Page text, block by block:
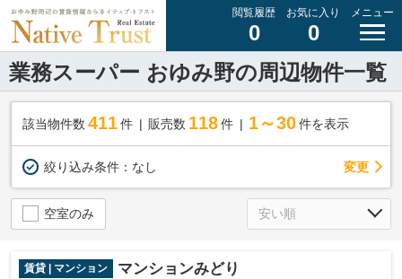
閲覧履歴
0
お気に入り
0
メニュー
業務スーパー おゆみ野の周辺物件一覧
該当物件数 411件 販売数 118 件 1～30 件を表示
絞り込み条件： なし 変更
空室のみ
賃貸 | マンション マンションみどり